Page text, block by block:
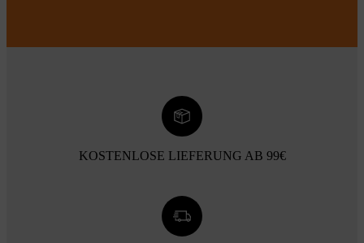
KOSTENLOSE LIEFERUNG AB 99€